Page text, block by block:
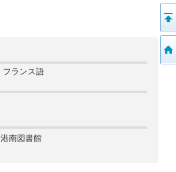
フランス語
港南図書館